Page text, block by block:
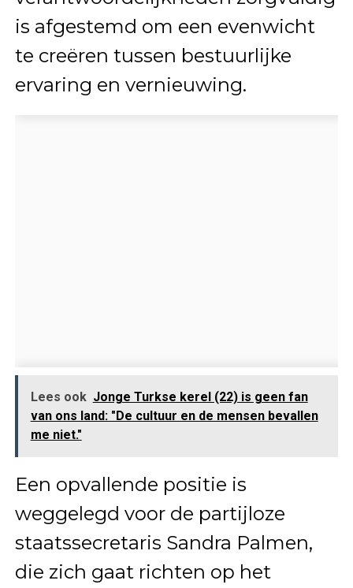
is afgestemd om een evenwicht
te creëren tussen bestuurlijke
ervaring en vernieuwing.
Lees ook Jonge Turkse kerel (22) is geen fan
van ons land: "De cultuur en de mensen bevallen
me niet."
Een opvallende positie is
weggelegd voor de partijloze
staatssecretaris Sandra Palmen,
die zich gaat richten op het